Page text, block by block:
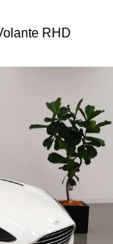
RHD